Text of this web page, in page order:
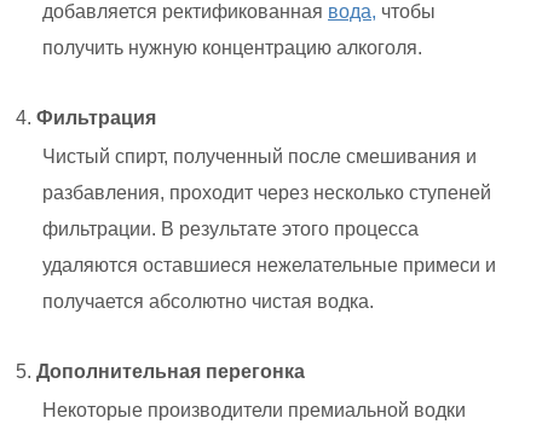
добавляется ректификованная вода, чтобы
получить нужную концентрацию алкоголя.
Фильтрация
Чистый спирт, полученный после смешивания и
разбавления, проходит через несколько ступеней
фильтрации. В результате этого процесса
удаляются оставшиеся нежелательные примеси и
получается абсолютно чистая водка.
Дополнительная перегонка
Некоторые производители премиальной водки